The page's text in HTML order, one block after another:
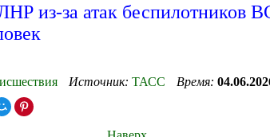
из-за атак беспилотников
Источник: ТАСС Время: